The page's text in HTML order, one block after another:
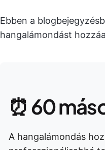
Ebben a
hangalámondást
⏰ 60
A hangalámondás